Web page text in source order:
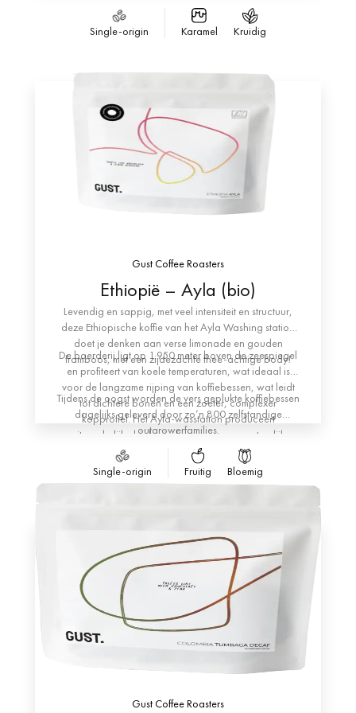
pionier op het gebied van methoden zoals het termico-
en anaërobe proces.
broeikasgassen drastisch te verminderen. Met de
installatie van zonnepanelen levert hij bijvoorbeeld
100% van de energie van het hoofdkantoor en 50%
Single-origin Karamel Kruidig
Gust Coffee Roasters
Ethiopië – Ayla (bio)
Levendig en sappig, met veel intensiteit en structuur,
deze Ethiopische koffie van het Ayla Washing station
doet je denken aan verse limonade en gouden
framboos, met een zijdezachte thee-achtige body!
De boerderij ligt op 1.950 meter boven de zeespiegel
en profiteert van koele temperaturen, wat ideaal is
voor de langzame rijping van koffiebessen, wat leidt
tot dichtere bonen en een zoeter, complexer
kopprofiel. Het Ayla-wasstation produceert
uitzonderlijke biologisch gewassen en natuurlijk
verwerkte partijen met de nabijgelegen Bonora-rivier
als belangrijkste bron van zoet water.
Tijdens de oogst worden de vers geplukte koffiebessen
dagelijks geleverd door zo’n 800 zelfstandige
outgrowerfamilies.
Single-origin Fruitig Bloemig
Gust Coffee Roasters